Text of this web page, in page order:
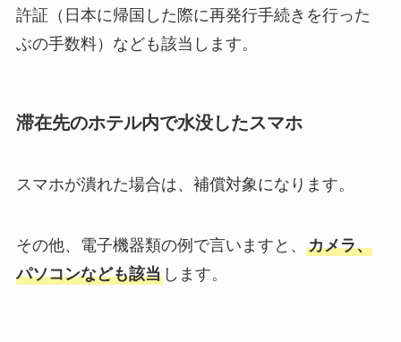
許証（日本に帰国した際に再発行手続きを行った
ぶの手数料）なども該当します。
滞在先のホテル内で水没したスマホ
スマホが潰れた場合は、補償対象になります。
その他、電子機器類の例で言いますと、 カメラ、
パソコンなども該当します。